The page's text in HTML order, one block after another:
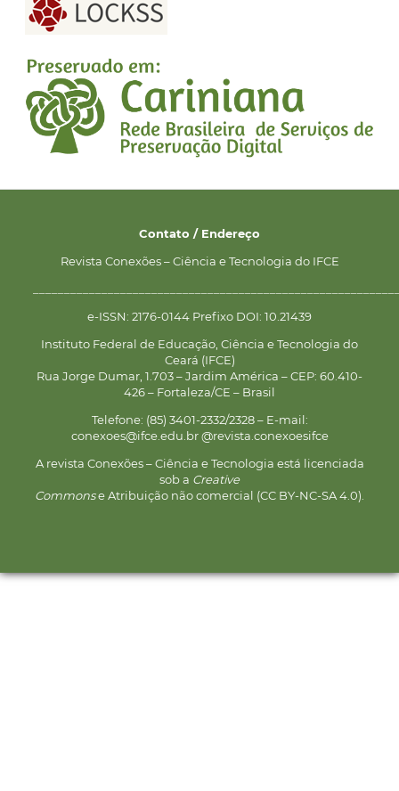
Contato / Endereço
Revista Conexões – Ciência e Tecnologia do IFCE
e-ISSN: 2176-0144 Prefixo DOI: 10.21439
Instituto Federal de Educação, Ciência e Tecnologia do
Ceará (IFCE)
Rua Jorge Dumar, 1.703 – Jardim América – CEP: 60.410-
426 – Fortaleza/CE – Brasil
Telefone: (85) 3401-2332/2328 – E-mail:
conexoes@ifce.edu.br @revista.conexoesifce
A revista Conexões – Ciência e Tecnologia está licenciada
sob a Creative
Commonse Atribuição não comercial (CC BY-NC-SA 4.0).